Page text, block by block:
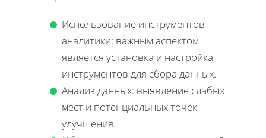
Использование инструментов
аналитики: важным аспектом
является установка и настройка
инструментов для сбора данных.
Анализ данных: выявление слабых
мест и потенциальных точек
улучшения.